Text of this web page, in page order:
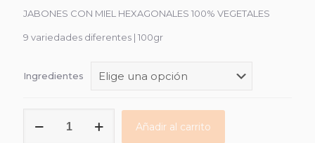
JABONES CON MIEL HEXAGONALES 100% VEGETALES
9 variedades diferentes | 100gr
Ingredientes
con
Añadir al carrito